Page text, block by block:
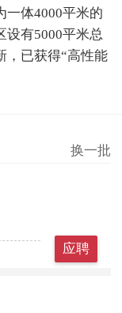
一体4000平米的
设有5000平米总
，已获得“高性能
换一批
应聘